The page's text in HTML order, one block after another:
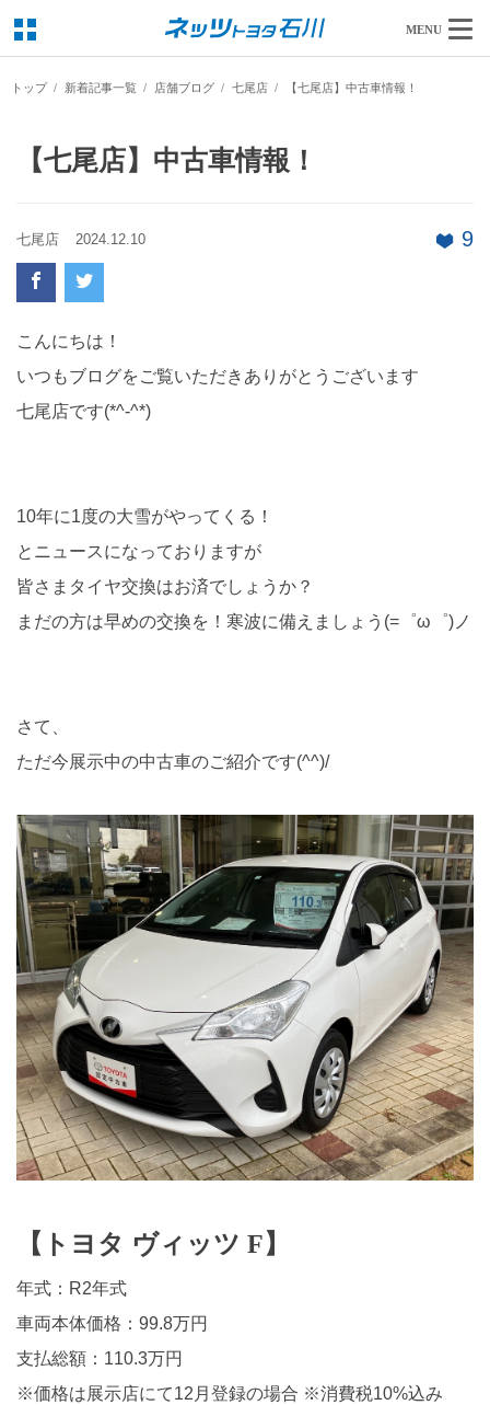
MENU
トップ 新着記事一覧 店舗ブログ 七尾店 【七尾店】中古車情報！
【七尾店】中古車情報！
七尾店 2024.12.10 9
こんにちは！
いつもブログをご覧いただきありがとうございます
七尾店です(*^-^*)
10年に1度の大雪がやってくる！
とニュースになっておりますが
皆さまタイヤ交換はお済でしょうか？
まだの方は早めの交換を！寒波に備えましょう(=゜ω゜)ノ
さて、
ただ今展示中の中古車のご紹介です(^^)/
【トヨタ ヴィッツ F】
年式：R2年式
車両本体価格：99.8万円
支払総額：110.3万円
※価格は展示店にて12月登録の場合 ※消費税10%込み